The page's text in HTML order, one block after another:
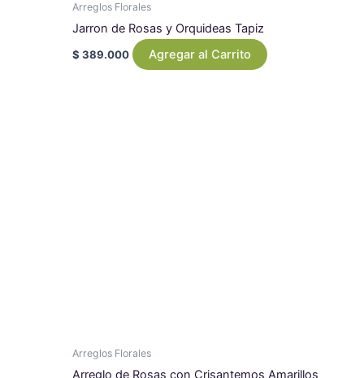
Arreglos Florales
Jarron de Rosas y Orquideas Tapiz
$ 389.000 Agregar al Carrito
Arreglos Florales
Arreglo de Rosas con Crisantemos Amarillos